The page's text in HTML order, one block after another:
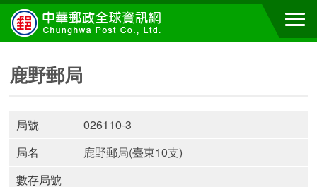
鹿野郵局
局號
026110-3
局名
鹿野郵局(臺東10支)
數存局號